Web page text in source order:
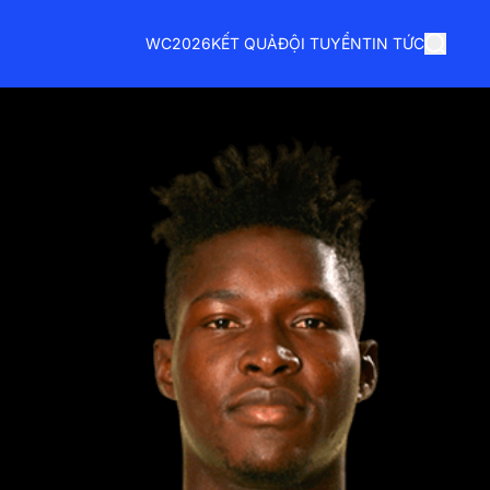
WC2026KẾT QUẢĐỘI TUYỂNTIN TỨC